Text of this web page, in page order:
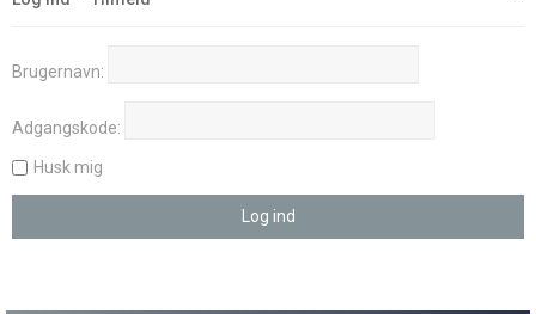
Brugernavn:
Adgangskode:
Husk mig